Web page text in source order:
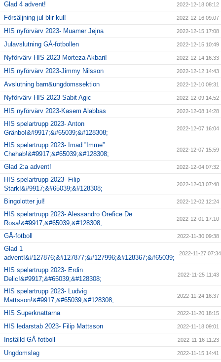
Glad 4 advent! 2022-12-18 08:12
Försäljning jul blir kul! 2022-12-16 09:07
HIS nyförvärv 2023- Muamer Jejna 2022-12-15 17:08
Julavslutning GÅ-fotbollen 2022-12-15 10:49
Nyförvärv HIS 2023 Morteza Akbari! 2022-12-14 16:33
HIS nyförvärv 2023-Jimmy Nilsson 2022-12-12 14:43
Avslutning barn&ungdomssektion 2022-12-10 09:31
Nyförvärv HIS 2023-Sabit Agic 2022-12-09 14:52
HIS nyförvärv 2023-Kasem Alabbas 2022-12-08 14:28
HIS spelartrupp 2023- Anton
Gränbo!&#9917;&#65039;&#128308;
2022-12-07 16:04
HIS spelartrupp 2023- Imad ”Imme”
Chehab!&#9917;&#65039;&#128308;
2022-12-07 15:59
Glad 2:a advent! 2022-12-04 07:32
HIS spelartrupp 2023- Filip
Stark!&#9917;&#65039;&#128308;
2022-12-03 07:48
Bingolotter jul! 2022-12-02 12:24
HIS spelartrupp 2023- Alessandro Orefice De
Rosa!&#9917;&#65039;&#128308;
2022-12-01 17:10
GÅ-fotboll 2022-11-30 09:38
Glad 1
advent!&#127876;&#127877;&#127996;&#128367;&#65039;
2022-11-27 07:34
HIS spelartrupp 2023- Erdin
Delic!&#9917;&#65039;&#128308;
2022-11-25 11:43
HIS spelartrupp 2023- Ludvig
Mattsson!&#9917;&#65039;&#128308;
2022-11-24 16:37
HIS Superknattarna 2022-11-20 18:15
HIS ledarstab 2023- Filip Mattsson 2022-11-18 09:01
Inställd GÅ-fotboll 2022-11-16 11:23
Ungdomslag 2022-11-15 14:41